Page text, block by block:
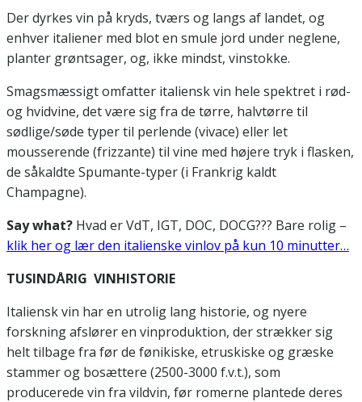
Der dyrkes vin på kryds, tværs og langs af landet, og
enhver italiener med blot en smule jord under neglene,
planter grøntsager, og, ikke mindst, vinstokke.
Smagsmæssigt omfatter italiensk vin hele spektret i rød-
og hvidvine, det være sig fra de tørre, halvtørre til
sødlige/søde typer til perlende (vivace) eller let
mousserende (frizzante) til vine med højere tryk i flasken,
de såkaldte Spumante-typer (i Frankrig kaldt
Champagne).
Say what? Hvad er VdT, IGT, DOC, DOCG??? Bare rolig –
klik her og lær den italienske vinlov på kun 10 minutter…
TUSINDÅRIG VINHISTORIE
Italiensk vin har en utrolig lang historie, og nyere
forskning afslører en vinproduktion, der strækker sig
helt tilbage fra før de fønikiske, etruskiske og græske
stammer og bosættere (2500-3000 f.v.t.), som
producerede vin fra vildvin, før romerne plantede deres